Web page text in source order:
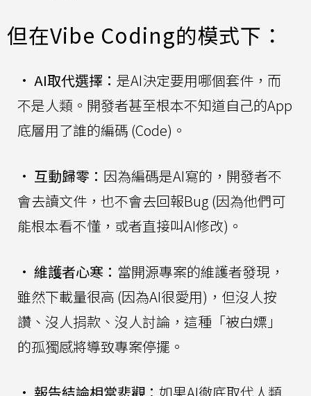
但在Vibe Coding的模式下：
• AI取代選擇： 是AI決定要用哪個套件，而
不是人類。開發者甚至根本不知道自己的App
底層用了誰的編碼 (Code)。
• 互動歸零： 因為編碼是AI寫的，開發者不
會去讀文件，也不會去回報Bug (因為他們可
能根本看不懂，或者直接叫AI修改)。
• 維護者心寒： 當開源專案的維護者發現，
雖然下載量很高 (因為AI很愛用)，但沒人按
讚、沒人捐款、沒人討論，這種「被白嫖」
的孤獨感將導致專案停擺。